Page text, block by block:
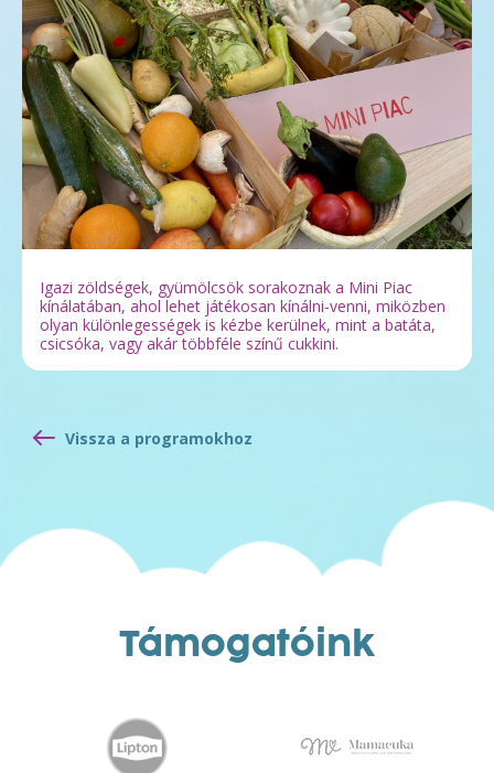
Igazi zöldségek, gyümölcsök sorakoznak a Mini Piac
kínálatában, ahol lehet játékosan kínálni-venni, miközben
olyan különlegességek is kézbe kerülnek, mint a batáta,
csicsóka, vagy akár többféle színű cukkini.
Vissza a programokhoz
Támogatóink